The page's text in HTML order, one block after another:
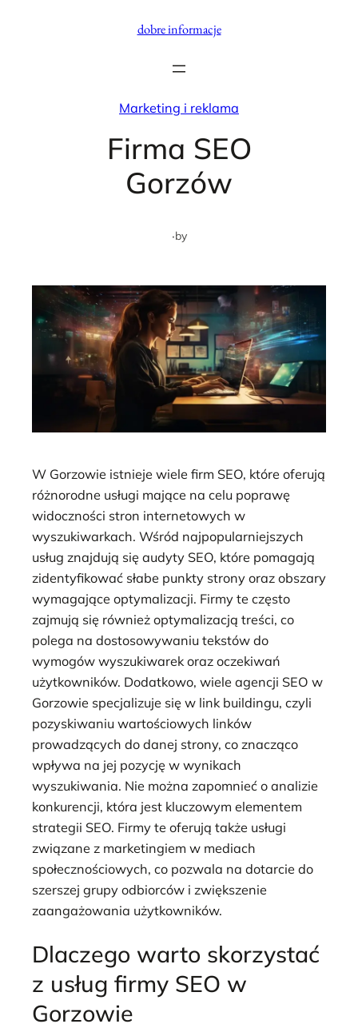
dobre informacje
Marketing i reklama
Firma SEO
Gorzów
·by
W Gorzowie istnieje wiele firm SEO, które oferują
różnorodne usługi mające na celu poprawę
widoczności stron internetowych w
wyszukiwarkach. Wśród najpopularniejszych
usług znajdują się audyty SEO, które pomagają
zidentyfikować słabe punkty strony oraz obszary
wymagające optymalizacji. Firmy te często
zajmują się również optymalizacją treści, co
polega na dostosowywaniu tekstów do
wymogów wyszukiwarek oraz oczekiwań
użytkowników. Dodatkowo, wiele agencji SEO w
Gorzowie specjalizuje się w link buildingu, czyli
pozyskiwaniu wartościowych linków
prowadzących do danej strony, co znacząco
wpływa na jej pozycję w wynikach
wyszukiwania. Nie można zapomnieć o analizie
konkurencji, która jest kluczowym elementem
strategii SEO. Firmy te oferują także usługi
związane z marketingiem w mediach
społecznościowych, co pozwala na dotarcie do
szerszej grupy odbiorców i zwiększenie
zaangażowania użytkowników.
Dlaczego warto skorzystać
z usług firmy SEO w
Gorzowie